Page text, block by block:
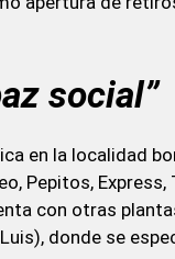
social”
en la localidad
Pepitos,
con otras
donde se